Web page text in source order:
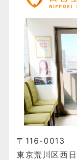
〒116-0013
東京荒川区西